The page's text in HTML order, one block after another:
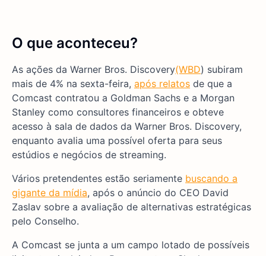
O que aconteceu?
As ações da Warner Bros. Discovery(WBD) subiram
mais de 4% na sexta-feira, após relatos de que a
Comcast contratou a Goldman Sachs e a Morgan
Stanley como consultores financeiros e obteve
acesso à sala de dados da Warner Bros. Discovery,
enquanto avalia uma possível oferta para seus
estúdios e negócios de streaming.
Vários pretendentes estão seriamente buscando a
gigante da mídia, após o anúncio do CEO David
Zaslav sobre a avaliação de alternativas estratégicas
pelo Conselho.
A Comcast se junta a um campo lotado de possíveis